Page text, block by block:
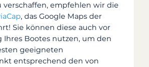
verschaffen, empfehlen wir die
, das Google Maps der
Sie können diese auch vor
Ihres Bootes nutzen, um den
geeigneten
entsprechend den von